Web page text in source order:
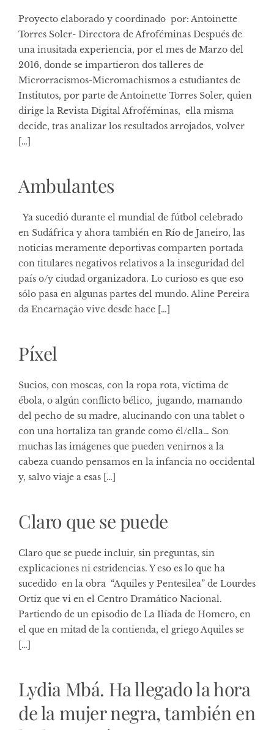
Proyecto elaborado y coordinado por: Antoinette
Torres Soler- Directora de Afroféminas Después de
una inusitada experiencia, por el mes de Marzo del
2016, donde se impartieron dos talleres de
Microrracismos-Micromachismos a estudiantes de
Institutos, por parte de Antoinette Torres Soler, quien
dirige la Revista Digital Afroféminas, ella misma
decide, tras analizar los resultados arrojados, volver
[…]
Ambulantes
Ya sucedió durante el mundial de fútbol celebrado
en Sudáfrica y ahora también en Río de Janeiro, las
noticias meramente deportivas comparten portada
con titulares negativos relativos a la inseguridad del
país o/y ciudad organizadora. Lo curioso es que eso
sólo pasa en algunas partes del mundo. Aline Pereira
da Encarnação vive desde hace […]
Píxel
Sucios, con moscas, con la ropa rota, víctima de
ébola, o algún conflicto bélico, jugando, mamando
del pecho de su madre, alucinando con una tablet o
con una hortaliza tan grande como él/ella… Son
muchas las imágenes que pueden venirnos a la
cabeza cuando pensamos en la infancia no occidental
y, salvo viaje a esas […]
Claro que se puede
Claro que se puede incluir, sin preguntas, sin
explicaciones ni estridencias. Y eso es lo que ha
sucedido en la obra “Aquiles y Pentesilea” de Lourdes
Ortiz que vi en el Centro Dramático Nacional.
Partiendo de un episodio de La Ilíada de Homero, en
el que en mitad de la contienda, el griego Aquiles se
[…]
Lydia Mbá. Ha llegado la hora
de la mujer negra, también en